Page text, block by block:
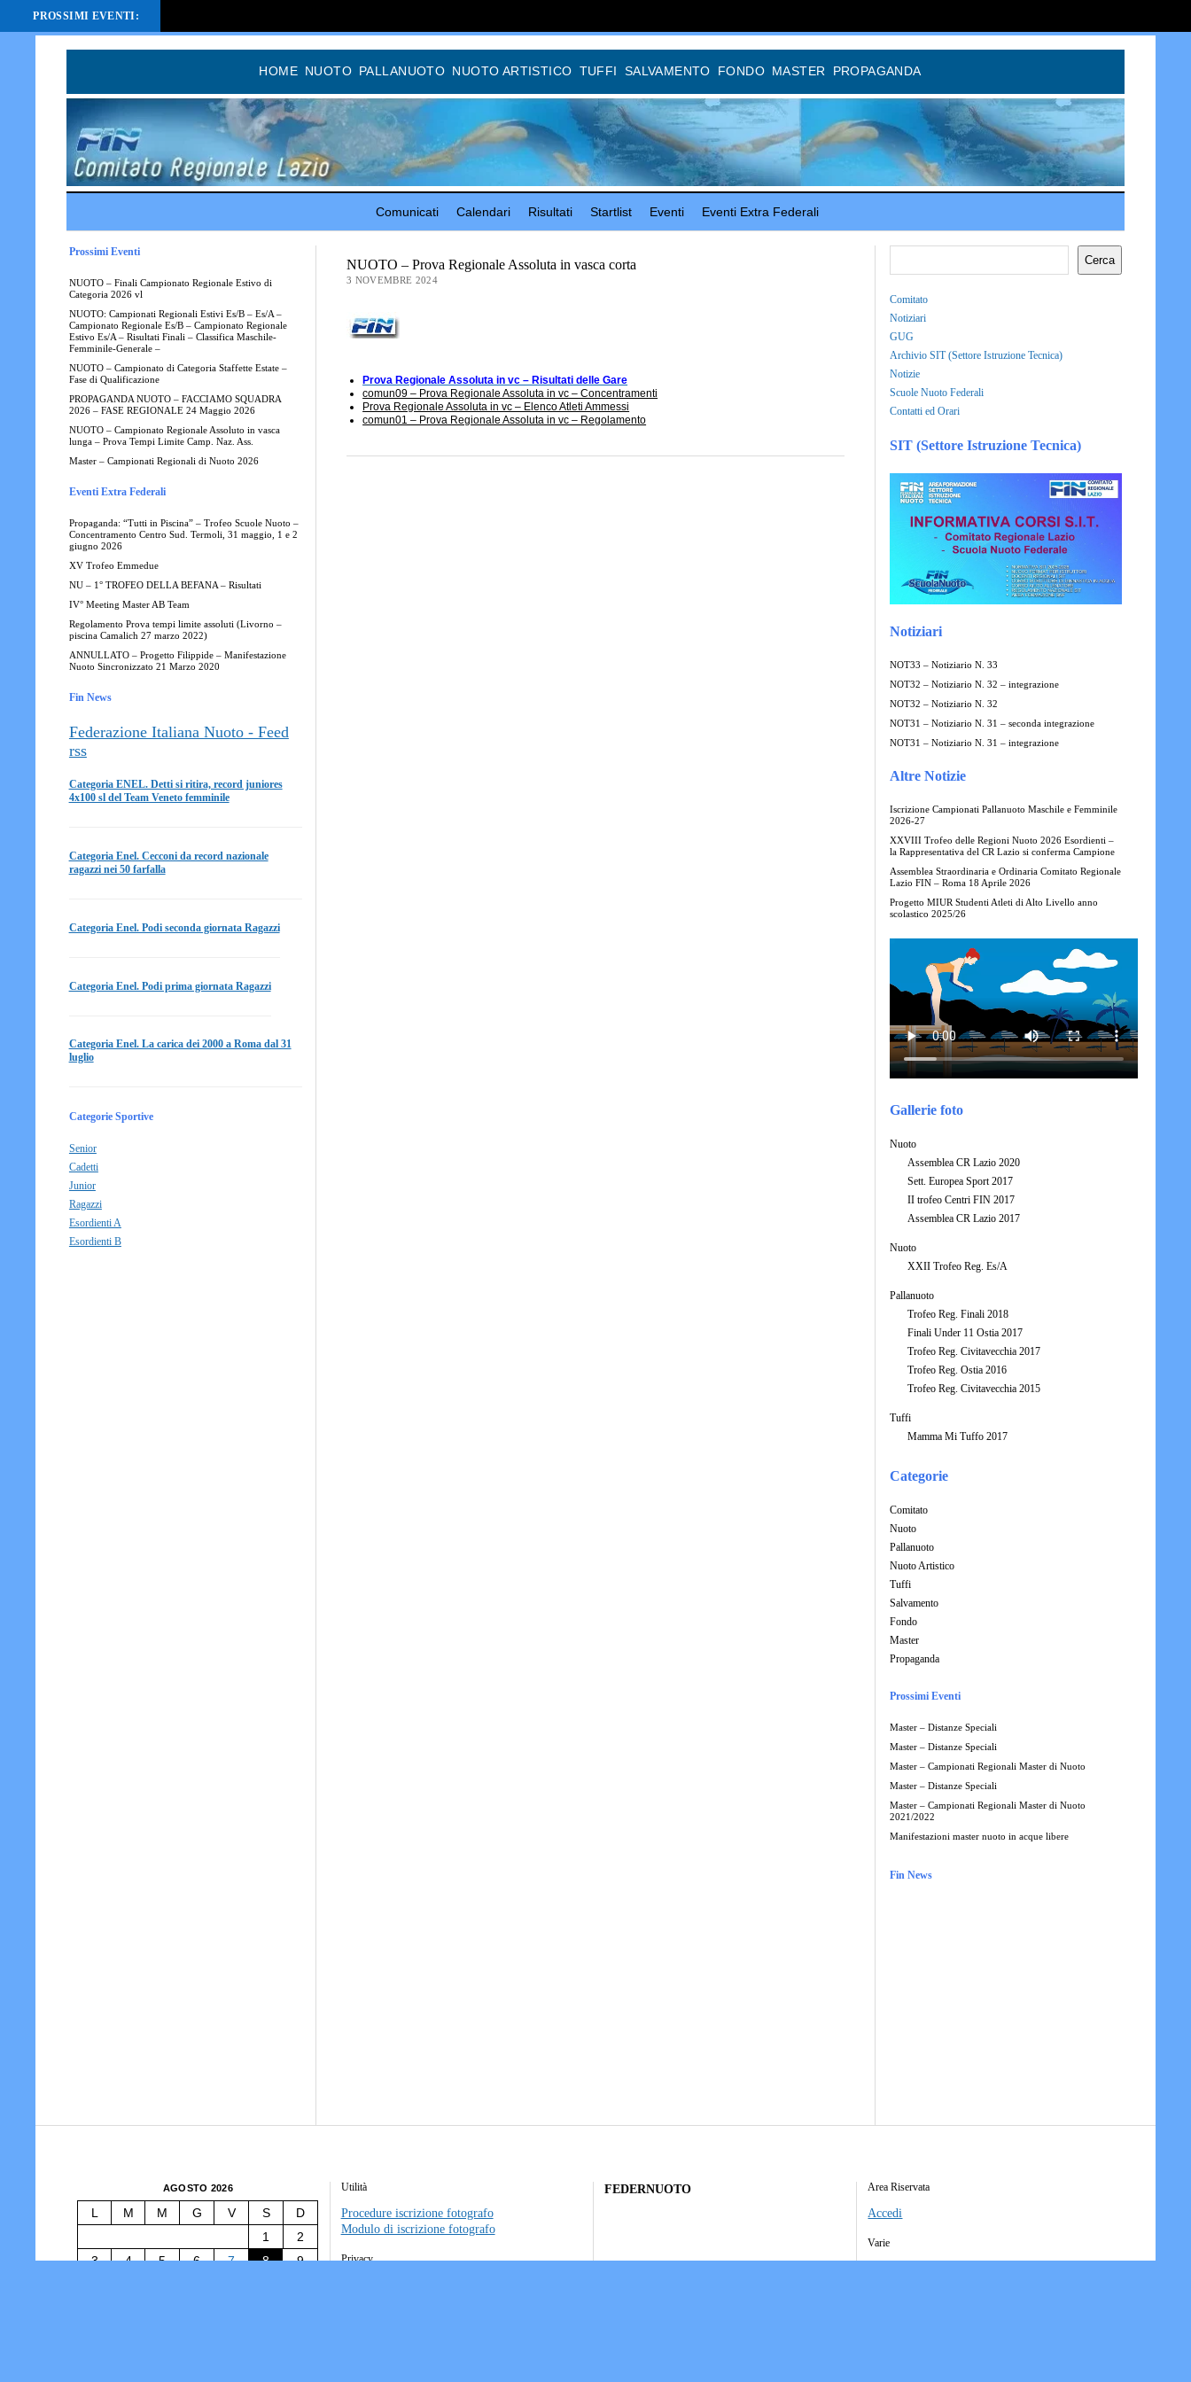
HOME NUOTO PALLANUOTO NUOTO ARTISTICO TUFFI SALVAMENTO FONDO MASTER PROPAGANDA
Comunicati Calendari Risultati Startlist Eventi Eventi Extra Federali
Prossimi Eventi
NUOTO – Finali Campionato Regionale Estivo di
Categoria 2026 vl
NUOTO: Campionati Regionali Estivi Es/B – Es/A –
Campionato Regionale Es/B – Campionato Regionale
Estivo Es/A – Risultati Finali – Classifica Maschile-
Femminile-Generale –
NUOTO – Campionato di Categoria Staffette Estate –
Fase di Qualificazione
PROPAGANDA NUOTO – FACCIAMO SQUADRA
2026 – FASE REGIONALE 24 Maggio 2026
NUOTO – Campionato Regionale Assoluto in vasca
lunga – Prova Tempi Limite Camp. Naz. Ass.
Master – Campionati Regionali di Nuoto 2026
Eventi Extra Federali
Propaganda: “Tutti in Piscina” – Trofeo Scuole Nuoto –
Concentramento Centro Sud. Termoli, 31 maggio, 1 e 2
giugno 2026
XV Trofeo Emmedue
NU – 1° TROFEO DELLA BEFANA – Risultati
IV° Meeting Master AB Team
Regolamento Prova tempi limite assoluti (Livorno –
piscina Camalich 27 marzo 2022)
ANNULLATO – Progetto Filippide – Manifestazione
Nuoto Sincronizzato 21 Marzo 2020
Fin News
Federazione Italiana Nuoto - Feed
rss
Categoria ENEL. Detti si ritira, record juniores
4x100 sl del Team Veneto femminile
Categoria Enel. Cecconi da record nazionale
ragazzi nei 50 farfalla
Categoria Enel. Podi seconda giornata Ragazzi
Categoria Enel. Podi prima giornata Ragazzi
Categoria Enel. La carica dei 2000 a Roma dal 31
luglio
Categorie Sportive
Senior
Cadetti
Junior
Ragazzi
Esordienti A
Esordienti B
NUOTO – Prova Regionale Assoluta in vasca corta
3 NOVEMBRE 2024
Prova Regionale Assoluta in vc – Risultati delle Gare
comun09 – Prova Regionale Assoluta in vc – Concentramenti
Prova Regionale Assoluta in vc – Elenco Atleti Ammessi
comun01 – Prova Regionale Assoluta in vc – Regolamento
Cerca
Comitato
Notiziari
GUG
Archivio SIT (Settore Istruzione Tecnica)
Notizie
Scuole Nuoto Federali
Contatti ed Orari
SIT (Settore Istruzione Tecnica)
Notiziari
NOT33 – Notiziario N. 33
NOT32 – Notiziario N. 32 – integrazione
NOT32 – Notiziario N. 32
NOT31 – Notiziario N. 31 – seconda integrazione
NOT31 – Notiziario N. 31 – integrazione
Altre Notizie
Iscrizione Campionati Pallanuoto Maschile e Femminile
2026-27
XXVIII Trofeo delle Regioni Nuoto 2026 Esordienti –
la Rappresentativa del CR Lazio si conferma Campione
Assemblea Straordinaria e Ordinaria Comitato Regionale
Lazio FIN – Roma 18 Aprile 2026
Progetto MIUR Studenti Atleti di Alto Livello anno
scolastico 2025/26
Gallerie foto
Nuoto
Assemblea CR Lazio 2020
Sett. Europea Sport 2017
II trofeo Centri FIN 2017
Assemblea CR Lazio 2017
Nuoto
XXII Trofeo Reg. Es/A
Pallanuoto
Trofeo Reg. Finali 2018
Finali Under 11 Ostia 2017
Trofeo Reg. Civitavecchia 2017
Trofeo Reg. Ostia 2016
Trofeo Reg. Civitavecchia 2015
Tuffi
Mamma Mi Tuffo 2017
Categorie
Comitato
Nuoto
Pallanuoto
Nuoto Artistico
Tuffi
Salvamento
Fondo
Master
Propaganda
Prossimi Eventi
Master – Distanze Speciali
Master – Distanze Speciali
Master – Campionati Regionali Master di Nuoto
Master – Distanze Speciali
Master – Campionati Regionali Master di Nuoto
2021/2022
Manifestazioni master nuoto in acque libere
Fin News
AGOSTO 2026
L M M G V S
D
1
2
3
4 5 6 7 8
9
Utilità
Procedure iscrizione fotografo
Modulo di iscrizione fotografo
Privacy
FEDERNUOTO Area Riservata
Accedi
Varie
PROSSIMI EVENTI: